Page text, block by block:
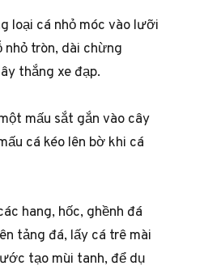
loại cá nhỏ móc vào lưỡi
nhỏ tròn, dài chừng
thắng xe đạp.
mấu sắt gắn vào cây
cá kéo lên bờ khi cá
hang, hốc, ghềnh đá
tảng đá, lấy cá trê mài
tạo mùi tanh, để dụ